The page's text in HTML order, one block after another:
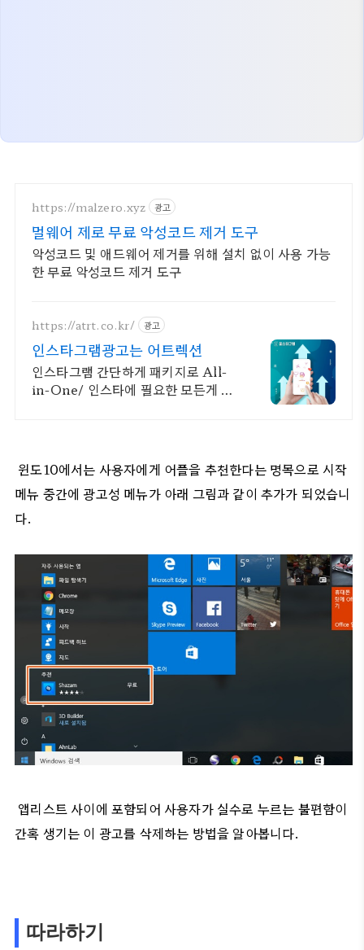
https://malzero.xyz 광고
멀웨어 제로 무료 악성코드 제거 도구
악성코드 및 애드웨어 제거를 위해 설치 없이 사용 가능
한 무료 악성코드 제거 도구
https://atrt.co.kr/ 광고
인스타그램광고는 어트렉션
인스타그램 간단하게 패키지로 All-
in-One/ 인스타에 필요한 모든게 가
윈도10에서는 사용자에게 어플을 추천한다는 명목으로 시작
메뉴 중간에 광고성 메뉴가 아래 그림과 같이 추가가 되었습니
다.
앱리스트 사이에 포함되어 사용자가 실수로 누르는 불편함이
간혹 생기는 이 광고를 삭제하는 방법을 알아봅니다.
따라하기